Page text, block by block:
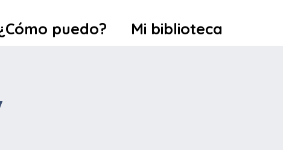
puedo? Mi biblioteca